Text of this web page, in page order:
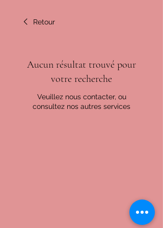
Retour
Aucun résultat trouvé pour
votre recherche
Veuillez nous contacter, ou
consultez nos autres services